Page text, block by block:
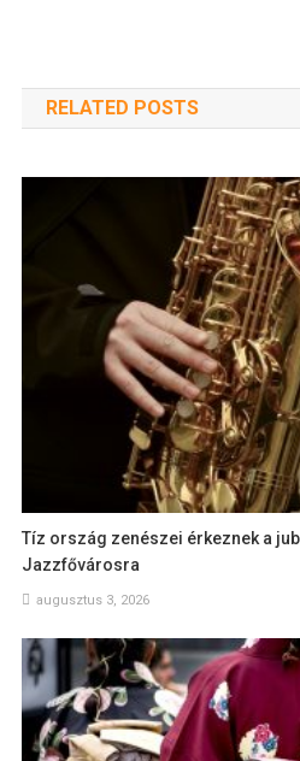
RELATED POSTS
Tíz ország zenészei érkeznek a
Jazzfővárosra
augusztus 3, 2026